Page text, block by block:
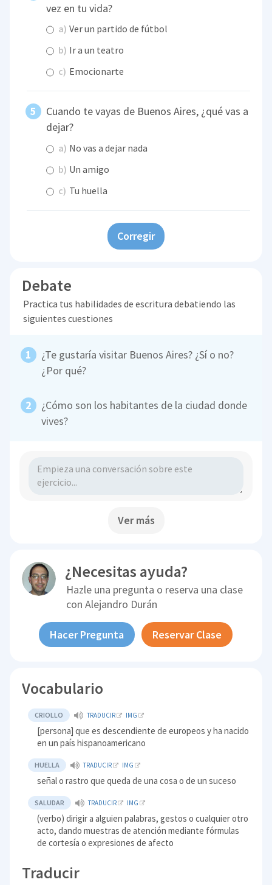
vez en tu vida?
a) Ver un partido de fútbol
b) Ir a un teatro
c) Emocionarte
Cuando te vayas de Buenos Aires, ¿qué vas a
dejar?
a) No vas a dejar nada
b) Un amigo
c) Tu huella
Corregir
Debate
Practica tus habilidades de escritura debatiendo las
siguientes cuestiones
¿Te gustaría visitar Buenos Aires? ¿Sí o no?
¿Por qué?
¿Cómo son los habitantes de la ciudad donde
vives?
Ver más
¿Necesitas ayuda?
Hazle una pregunta o reserva una clase
conAlejandro Durán
Hacer Pregunta Reservar Clase
Vocabulario
CRIOLLO TRADUCIR IMG
[persona] que es descendiente de europeos y ha nacido
en un país hispanoamericano
HUELLA TRADUCIR IMG
señal o rastro que queda de una cosa o de un suceso
SALUDAR TRADUCIR IMG
(verbo) dirigir a alguien palabras, gestos o cualquier otro
acto, dando muestras de atención mediante fórmulas
de cortesía o expresiones de afecto
Traducir